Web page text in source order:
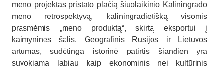
meno projektas pristato plačią šiuolaikinio Kaliningrado
meno retrospektyvą, kaliningradietišką visomis
prasmėmis „meno produktą“, skirtą eksportui į
kaimynines šalis. Geografinis Rusijos ir Lietuvos
artumas, sudėtinga istorinė patirtis šiandien yra
suvokiama labiau kaip ekonominis nei kultūrinis